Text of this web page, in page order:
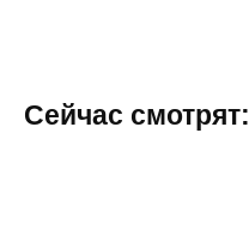
Сейчас смотрят: